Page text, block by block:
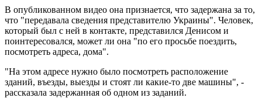
В опубликованном видео она признается, что задержана за то,
что "передавала сведения представителю Украины". Человек,
который был с ней в контакте, представился Денисом и
поинтересовался, может ли она "по его просьбе поездить,
посмотреть адреса, дома".
"На этом адресе нужно было посмотреть расположение
зданий, въезды, выезды и стоят ли какие-то две машины", -
рассказала задержанная об одном из заданий.